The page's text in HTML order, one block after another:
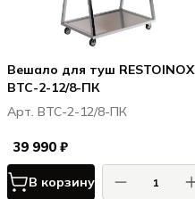
Вешало для туш RESTOINOX
ВТС-2-12/8-ПК
Арт. ВТС-2-12/8-ПК
39 990 ₽
В корзину